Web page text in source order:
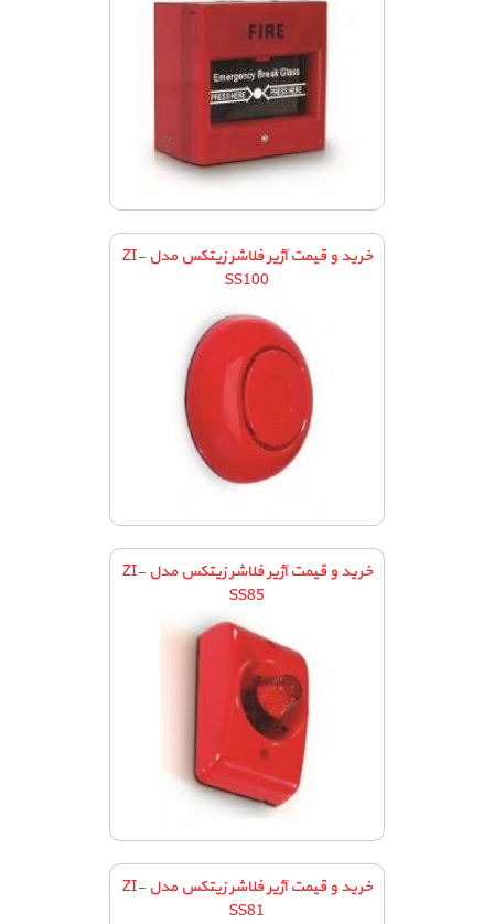
خرید و قیمت آژیر فلاشر زیتکس مدل ZI-
SS100
خرید و قیمت آژیر فلاشر زیتکس مدل ZI-
SS85
خرید و قیمت آژیر فلاشر زیتکس مدل ZI-
SS81